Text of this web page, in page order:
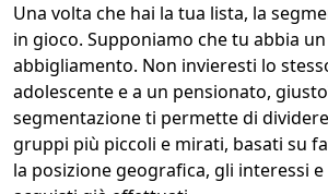
Una volta che hai la tua lista, la
in gioco. Supponiamo che tu abbia
abbigliamento. Non invieresti lo
adolescente e a un pensionato,
segmentazione ti permette di
gruppi più piccoli e mirati, basati su
la posizione geografica, gli interessi